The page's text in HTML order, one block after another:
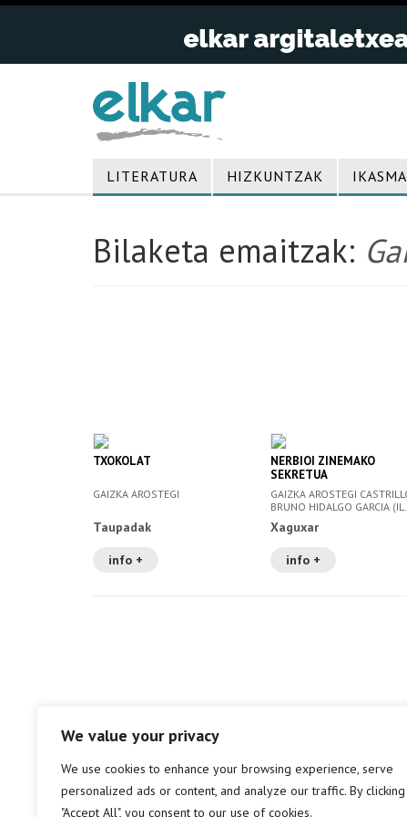
We value your privacy
We use cookies to enhance your browsing experience, serve
personalized ads or content, and analyze our traffic. By clicking
"Accept All", you consent to our use of cookies.
LITERATURA HIZKUNTZAK
Bilaketa emaitzak:
TXOKOLAT
GAIZKA AROSTEGI
Taupadak
info +
NERBIOI ZINEMAKO
SEKRETUA
GAIZKA AROSTEGI
BRUNO HIDALGO GARCIA
Xaguxar
info +